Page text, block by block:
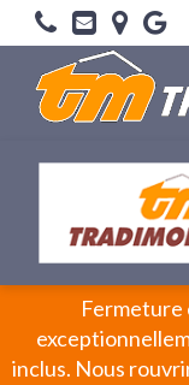
Fermeture
inclus. Nous